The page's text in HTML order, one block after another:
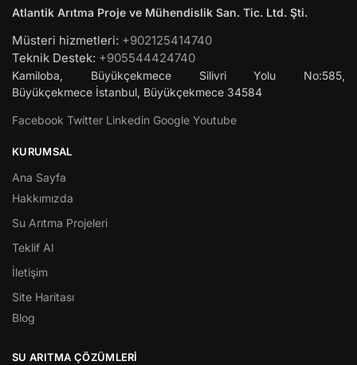
Atlantik Arıtma Proje ve Mühendislik San. Tic. Ltd. Şti.
Müsteri hizmetleri: +902125414740
Teknik Destek: +905544424740
Kamiloba, Büyükçekmece Silivri Yolu No:585,
Büyükçekmece İstanbul, Büyükçekmece 34584
Facebook Twitter Linkedin Google Youtube
KURUMSAL
Ana Sayfa
Hakkımızda
Su Arıtma Projeleri
Teklif Al
İletişim
Site Haritası
Blog
SU ARITMA ÇÖZÜMLERI